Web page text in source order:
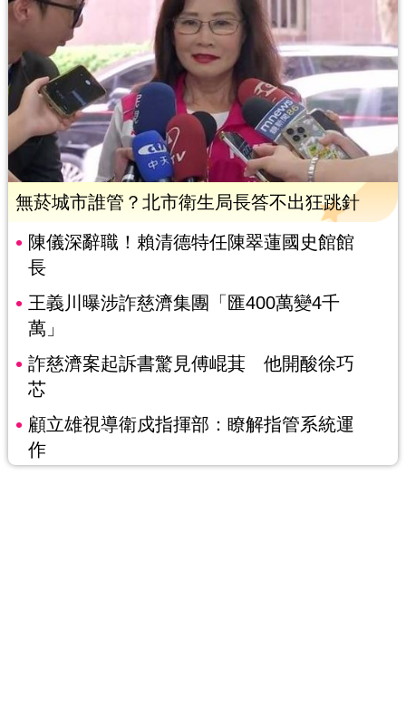
無菸城市誰管？北市衛生局長答不出狂跳針
陳儀深辭職！賴清德特任陳翠蓮國史館館
長
王義川曝涉詐慈濟集團「匯400萬變4千
萬」
詐慈濟案起訴書驚見傅崐萁 他開酸徐巧
芯
顧立雄視導衛戍指揮部：瞭解指管系統運
作